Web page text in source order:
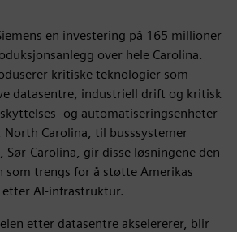
en investering på 165 millioner
over hele Carolina.
kritiske teknologier som
datasentre, industriell drift og kritisk
og automatiseringsenheter
Carolina, til busssystemer
Sør-Carolina, gir disse løsningene den
som trengs for å støtte Amerikas
AI-infrastruktur.
etter datasentre akselererer, blir